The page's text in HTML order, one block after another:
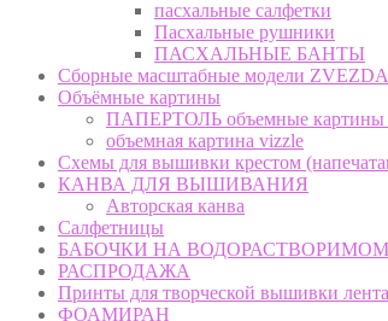
пасхальные салфетки
Пасхальные рушники
ПАСХАЛЬНЫЕ БАНТЫ
Сборные масштабные модели ZVEZDA
Объёмные картины
ПАПЕРТОЛЬ объемные картины
объемная картина vizzle
Схемы для вышивки крестом
КАНВА ДЛЯ ВЫШИВАНИЯ
Авторская канва
Салфетницы
БАБОЧКИ НА
РАСПРОДАЖА
Принты для творческой вышивки
ФОАМИРАН